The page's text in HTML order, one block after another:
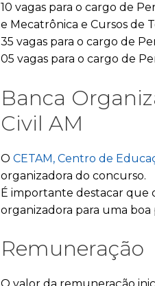
10 vagas para o cargo de
e Mecatrônica e Cursos de
35 vagas para o cargo de
05 vagas para o cargo de
Banca
Civil AM
O CETAM, Centro de
organizadora do concurso.
É importante destacar que
organizadora para uma
Remuneração